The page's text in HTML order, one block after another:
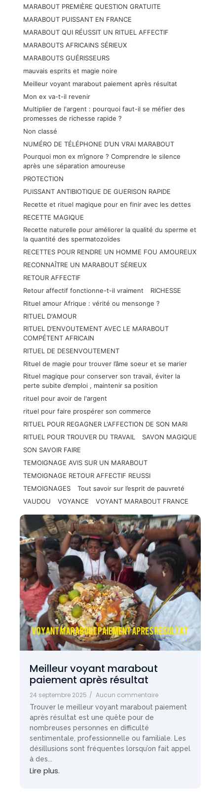
MARABOUT PREMIÈRE QUESTION GRATUITE
MARABOUT PUISSANT EN FRANCE
MARABOUT QUI RÉUSSIT UN RITUEL AFFECTIF
MARABOUTS AFRICAINS SÉRIEUX
MARABOUTS GUÉRISSEURS
mauvais esprits et magie noire
Meilleur voyant marabout paiement après résultat
Mon ex va-t-il revenir
Multiplier de l'argent : pourquoi faut-il se méfier des
promesses de richesse rapide ?
Non classé
NUMÉRO DE TÉLÉPHONE D’UN VRAI MARABOUT
Pourquoi mon ex m’ignore ? Comprendre le silence
après une séparation amoureuse
PROTECTION
PUISSANT ANTIBIOTIQUE DE GUERISON RAPIDE
Recette et rituel magique pour en finir avec les dettes
RECETTE MAGIQUE
Recette naturelle pour améliorer la qualité du sperme et
la quantité des spermatozoïdes
RECETTES POUR RENDRE UN HOMME FOU AMOUREUX
RECONNAÎTRE UN MARABOUT SÉRIEUX
RETOUR AFFECTIF
Retour affectif fonctionne-t-il vraiment
RICHESSE
Rituel amour Afrique : vérité ou mensonge ?
RITUEL D'AMOUR
RITUEL D’ENVOUTEMENT AVEC LE MARABOUT
COMPÉTENT AFRICAIN
RITUEL DE DESENVOUTEMENT
Rituel de magie pour trouver l’âme soeur et se marier
Rituel magique pour conserver son travail, éviter la
perte subite d’emploi , maintenir sa position
rituel pour avoir de l'argent
rituel pour faire prospérer son commerce
RITUEL POUR REGAGNER L'AFFECTION DE SON MARI
RITUEL POUR TROUVER DU TRAVAIL
SAVON MAGIQUE
SON SAVOIR FAIRE
TEMOIGNAGE AVIS SUR UN MARABOUT
TEMOIGNAGE RETOUR AFFECTIF REUSSI
TEMOIGNAGES
Tout savoir sur l’esprit de pauvreté
VAUDOU
VOYANCE VOYANT MARABOUT FRANCE
Meilleur voyant marabout
paiement après résultat
24 septembre 2025 / Aucun commentaire
Trouver le meilleur voyant marabout paiement
après résultat est une quête pour de
nombreuses personnes en difficulté
sentimentale, professionnelle ou familiale. Les
désillusions sont fréquentes lorsqu’on fait appel
à des...
Lire plus.